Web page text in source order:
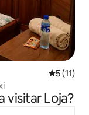
5 (11)
visitar Loja?